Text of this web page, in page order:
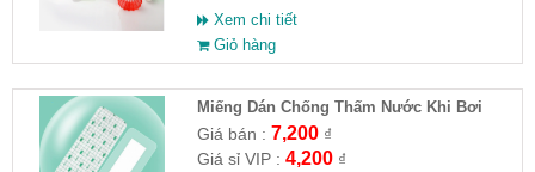
Xem chi tiết
Giỏ hàng
Miếng Dán Chống Thấm Nước Khi Bơi
Giá bán : 7,200₫
Giá sỉ VIP : 4,200₫